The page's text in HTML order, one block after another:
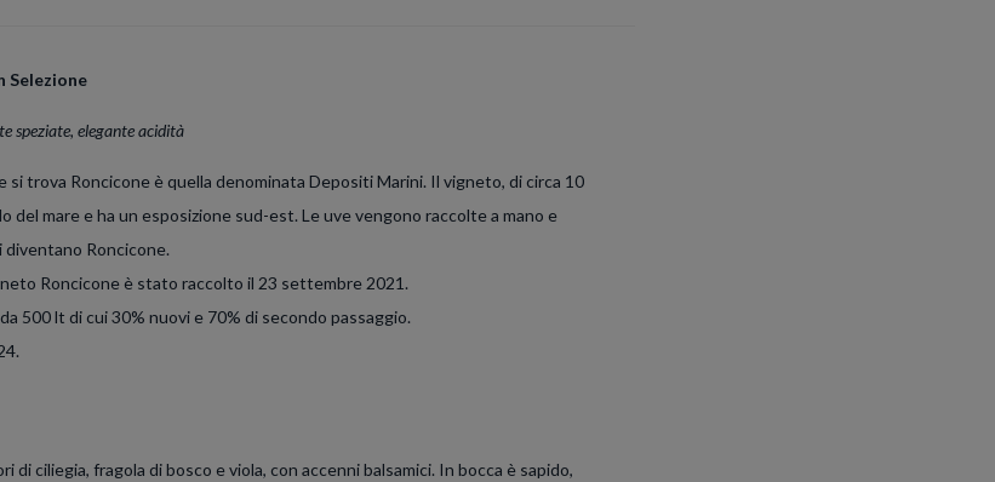
Selezione
speziate, elegante acidità
si trova Roncicone è quella denominata Depositi Marini. Il vigneto, di circa 10
del mare e ha un esposizione sud-est. Le uve vengono raccolte a mano e
Roncicone.
Roncicone è stato raccolto il 23 settembre 2021.
da 500 lt di cui 30% nuovi e 70% di secondo passaggio.
di ciliegia, fragola di bosco e viola, con accenni balsamici. In bocca è sapido,